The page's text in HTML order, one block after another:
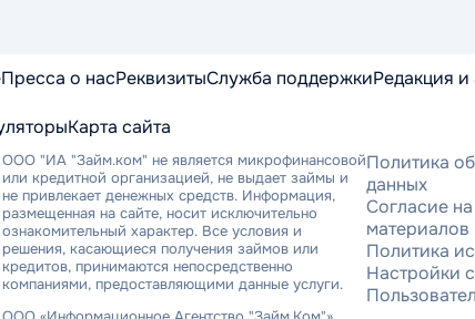
Пресса о насРеквизитыСлужба поддержкиРедакция и
Карта сайта
ООО "ИА "Займ.ком" не является микрофинансовой
или кредитной организацией, не выдает займы и
не привлекает денежных средств. Информация,
размещенная на сайте, носит исключительно
ознакомительный характер. Все условия и
решения, касающиеся получения займов или
кредитов, принимаются непосредственно
компаниями, предоставляющими данные услуги.
Политика
данных
Согласие
материалов
Политика
Настройки